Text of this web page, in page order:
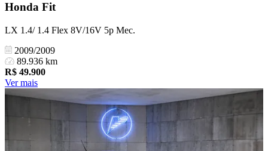
Honda Fit
LX 1.4/ 1.4 Flex 8V/16V 5p Mec.
2009/2009
89.936 km
R$ 49.900
Ver mais